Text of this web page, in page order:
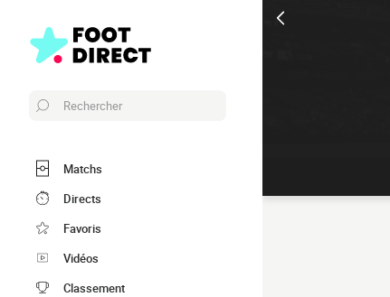
Rechercher
Matchs
Directs
Favoris
Vidéos
Classement